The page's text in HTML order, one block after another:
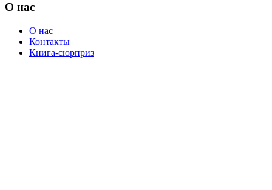
О нас
О нас
Контакты
Книга-сюрприз